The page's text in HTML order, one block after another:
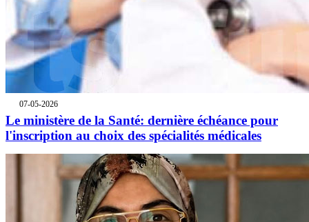
07-05-2026
Le ministère de la Santé: dernière échéance pour
l'inscription au choix des spécialités médicales